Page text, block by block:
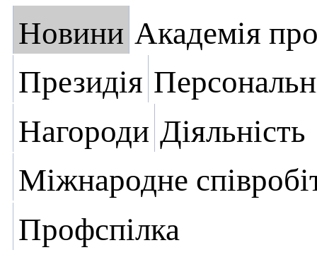
Новини Академія
Президія
Нагороди Діяльність
Міжнародне
Профспілка